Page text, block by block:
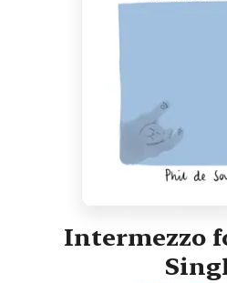
Intermezzo